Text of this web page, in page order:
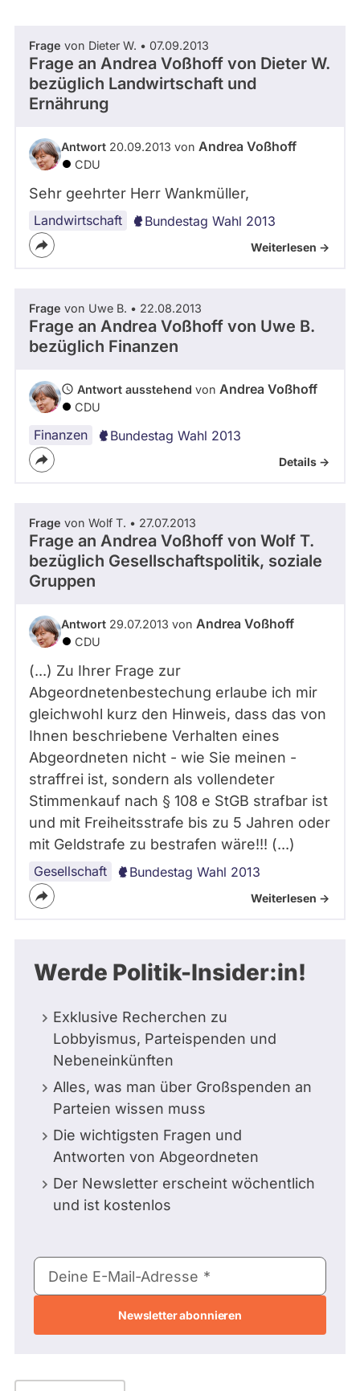
befragt
werden.
Thema
- Alle -
Antwort Status
- Alle -
Frage von Dieter W. • 07.09.2013
Frage an Andrea Voßhoff von Dieter W.
bezüglich Landwirtschaft und
Ernährung
Antwort 20.09.2013 von Andrea Voßhoff
CDU
Sehr geehrter Herr Wankmüller,
Landwirtschaft Bundestag Wahl 2013
Weiterlesen ->
Frage von Uwe B. • 22.08.2013
Frage an Andrea Voßhoff von Uwe B.
bezüglich Finanzen
Antwort ausstehend von Andrea Voßhoff
CDU
Finanzen Bundestag Wahl 2013
Details ->
Frage von Wolf T. • 27.07.2013
Frage an Andrea Voßhoff von Wolf T.
bezüglich Gesellschaftspolitik, soziale
Gruppen
Antwort 29.07.2013 von Andrea Voßhoff
CDU
(...) Zu Ihrer Frage zur
Abgeordnetenbestechung erlaube ich mir
gleichwohl kurz den Hinweis, dass das von
Ihnen beschriebene Verhalten eines
Abgeordneten nicht - wie Sie meinen -
straffrei ist, sondern als vollendeter
Stimmenkauf nach § 108 e StGB strafbar ist
und mit Freiheitsstrafe bis zu 5 Jahren oder
mit Geldstrafe zu bestrafen wäre!!! (...)
Gesellschaft Bundestag Wahl 2013
Weiterlesen ->
Werde Politik-Insider:in!
Exklusive Recherchen zu
Lobbyismus, Parteispenden und
Nebeneinkünften
Alles, was man über Großspenden an
Parteien wissen muss
Die wichtigsten Fragen und
Antworten von Abgeordneten
Der Newsletter erscheint wöchentlich
und ist kostenlos
E-
Mail-
Deine E-Mail-Adresse